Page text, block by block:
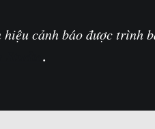
hiệu cảnh báo được trình
.